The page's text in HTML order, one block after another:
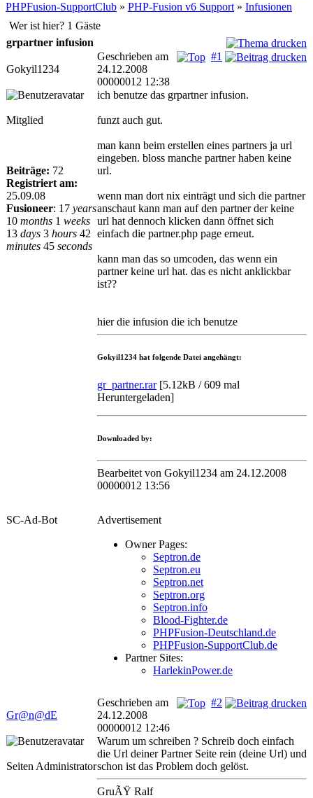
PHPFusion-SupportClub » PHP-Fusion v6 Support » Infusionen
Wer ist hier? 1 Gäste
grpartner infusion
Gokyil1234
#1
Geschrieben am
24.12.2008
00000012 12:38
Mitglied
Beiträge: 72
Registriert am:
25.09.08
Fusioneer: 17 years
10 months 1 weeks
13 days 3 hours 42
minutes 45 seconds
ich benutze das grpartner infusion.
funzt auch gut.
man kann beim erstellen eines partners ja url
eingeben. bloss manche partner haben keine
url.
wenn man dort nix einträgt und sich die partner
anschaut kann man auf den partner der keine
url hat dennoch klicken dann öffnet sich
einfach die partner.php page erneut.
kann man das so umcoden, das wenn ein
partner keine url hat. das es nicht anklickbar
ist??
hier die infusion die ich benutze
Gokyil1234 hat folgende Datei angehängt:
gr_partner.rar[5.12kB / 609 mal
Heruntergeladen]
Downloaded by:
Bearbeitet von Gokyil1234 am 24.12.2008
00000012 13:56
SC-Ad-Bot Advertisement
Owner Pages:
Septron.de
Septron.eu
Septron.net
Septron.org
Septron.info
Blood-Fighter.de
PHPFusion-Deutschland.de
PHPFusion-SupportClub.de
Partner Sites:
HarlekinPower.de
Gr@n@dE
#2
Geschrieben am
24.12.2008
00000012 12:46
Seiten Administrator
Warum um schreiben ? Schreib doch einfach
die Url deiner Partner Seite rein (deine Url) und
schon ist das Problem doch gelöst.
GruÃŸ Ralf